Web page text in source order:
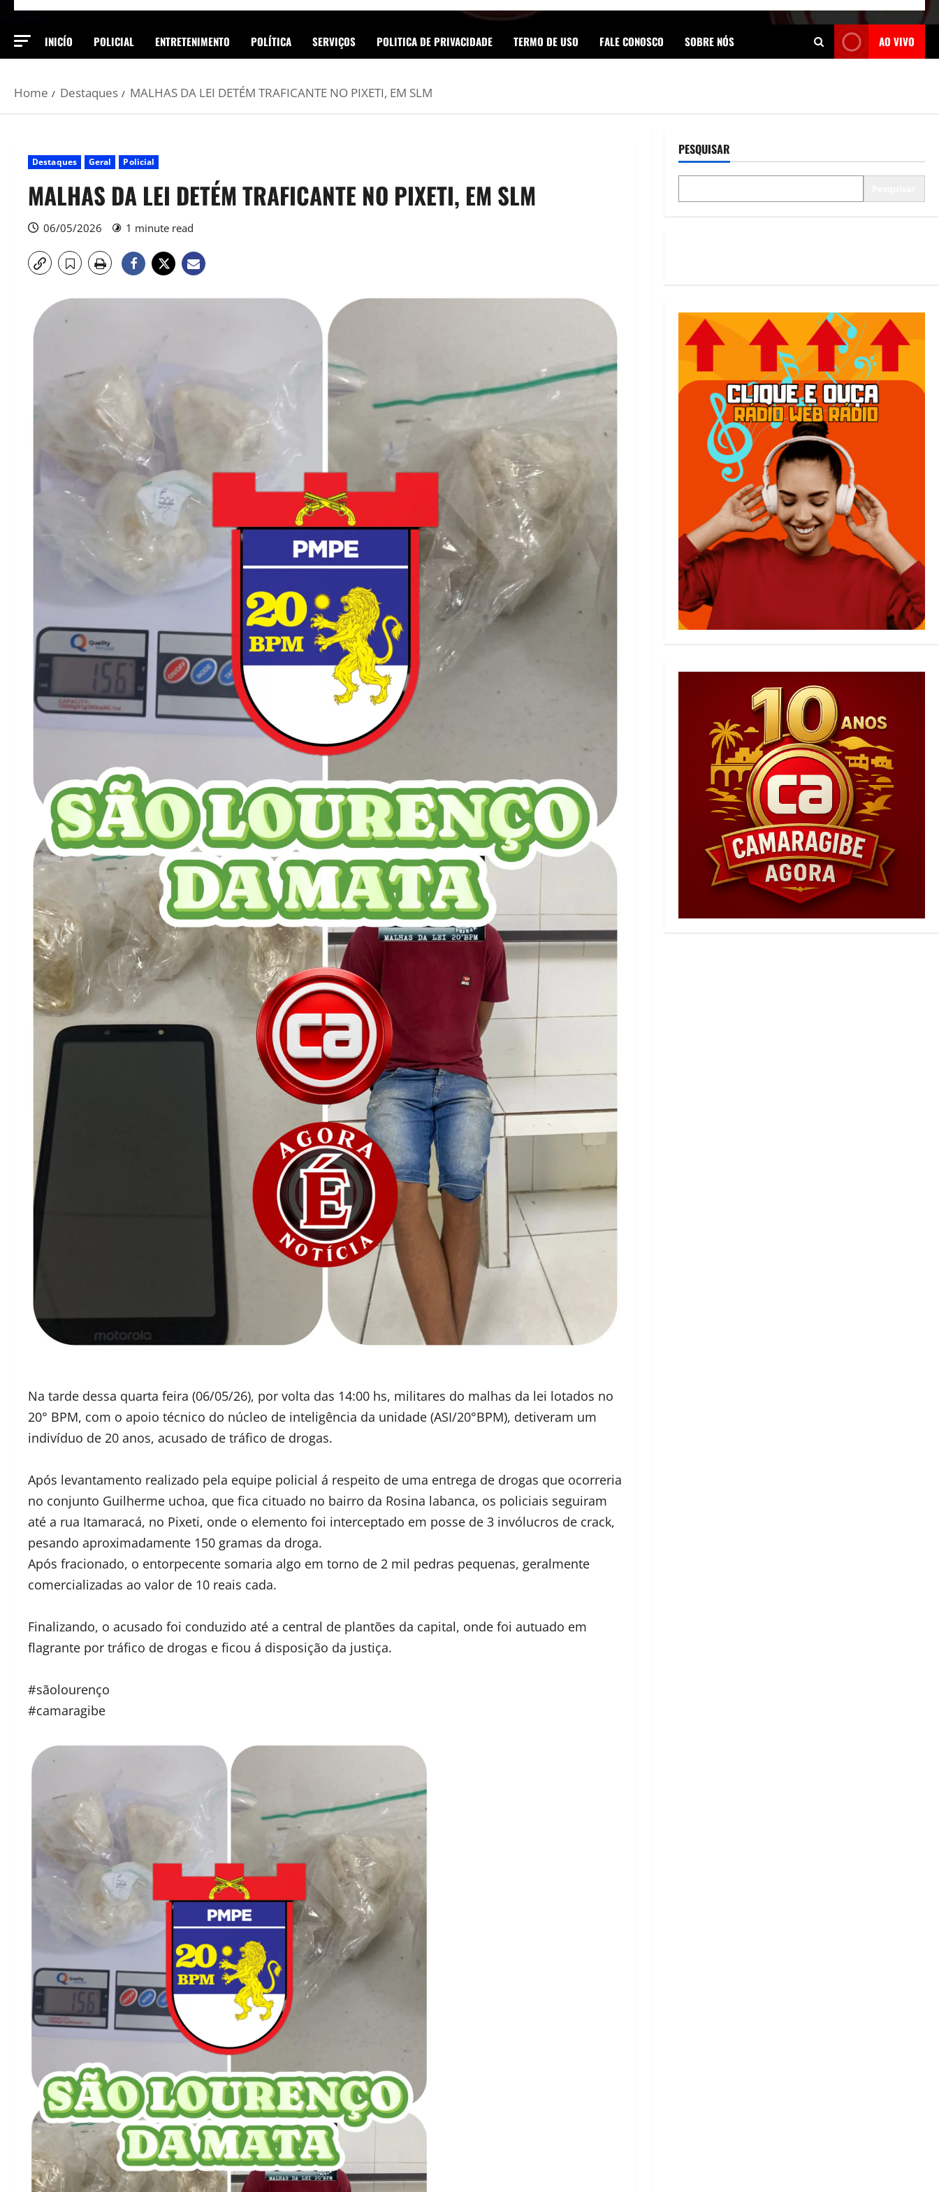
INICÍO POLICIAL ENTRETENIMENTO POLÍTICA SERVIÇOS POLITICA DE PRIVACIDADE TERMO DE USO FALE CONOSCO SOBRE NÓS AO VIVO
Home Destaques MALHAS DA LEI DETÉM TRAFICANTE NO PIXETI, EM SLM
Destaques Geral Policial
MALHAS DA LEI DETÉM TRAFICANTE NO PIXETI, EM SLM
06/05/2026 1 minute read
Na tarde dessa quarta feira (06/05/26), por volta das 14:00 hs, militares do malhas da lei lotados no
20° BPM, com o apoio técnico do núcleo de inteligência da unidade (ASI/20°BPM), detiveram um
indivíduo de 20 anos, acusado de tráfico de drogas.
Após levantamento realizado pela equipe policial á respeito de uma entrega de drogas que ocorreria
no conjunto Guilherme uchoa, que fica cituado no bairro da Rosina labanca, os policiais seguiram
até a rua Itamaracá, no Pixeti, onde o elemento foi interceptado em posse de 3 invólucros de crack,
pesando aproximadamente 150 gramas da droga.
Após fracionado, o entorpecente somaria algo em torno de 2 mil pedras pequenas, geralmente
comercializadas ao valor de 10 reais cada.
Finalizando, o acusado foi conduzido até a central de plantões da capital, onde foi autuado em
flagrante por tráfico de drogas e ficou á disposição da justiça.
#sãolourenço
#camaragibe
PESQUISAR